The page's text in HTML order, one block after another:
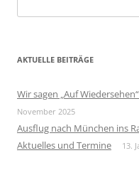
u
h
n
a
c
AKTUELLE BEITRÄGE
Wir sagen „Auf
November 2025
Ausflug nach München ins
Aktuelles und Termine 13.